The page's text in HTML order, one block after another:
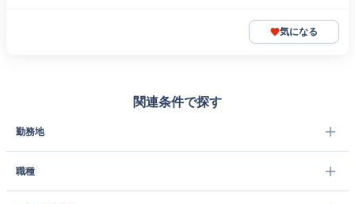
気になる
関連条件で探す
勤務地
職種